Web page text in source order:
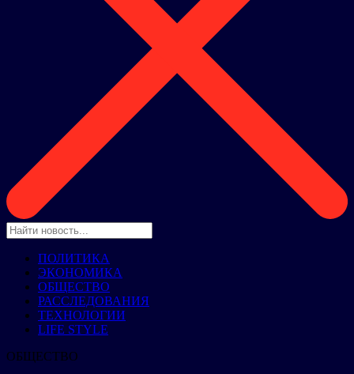
ПОЛИТИКА
ЭКОНОМИКА
ОБЩЕСТВО
РАССЛЕДОВАНИЯ
ТЕХНОЛОГИИ
LIFE STYLE
ОБЩЕСТВО